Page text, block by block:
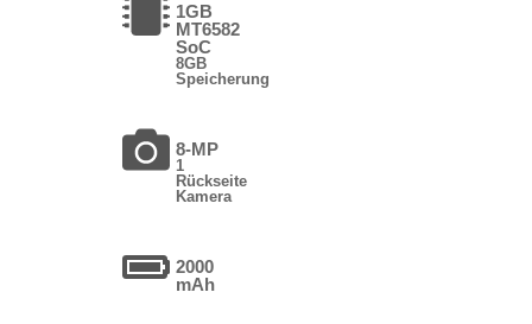
1GB
MT6582
SoC
8GB
Speicherung
8-MP
1
Rückseite
Kamera
2000
mAh